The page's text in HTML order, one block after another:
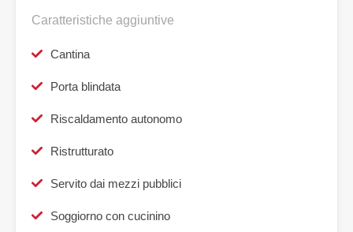
Caratteristiche aggiuntive
Cantina
Porta blindata
Riscaldamento autonomo
Ristrutturato
Servito dai mezzi pubblici
Soggiorno con cucinino